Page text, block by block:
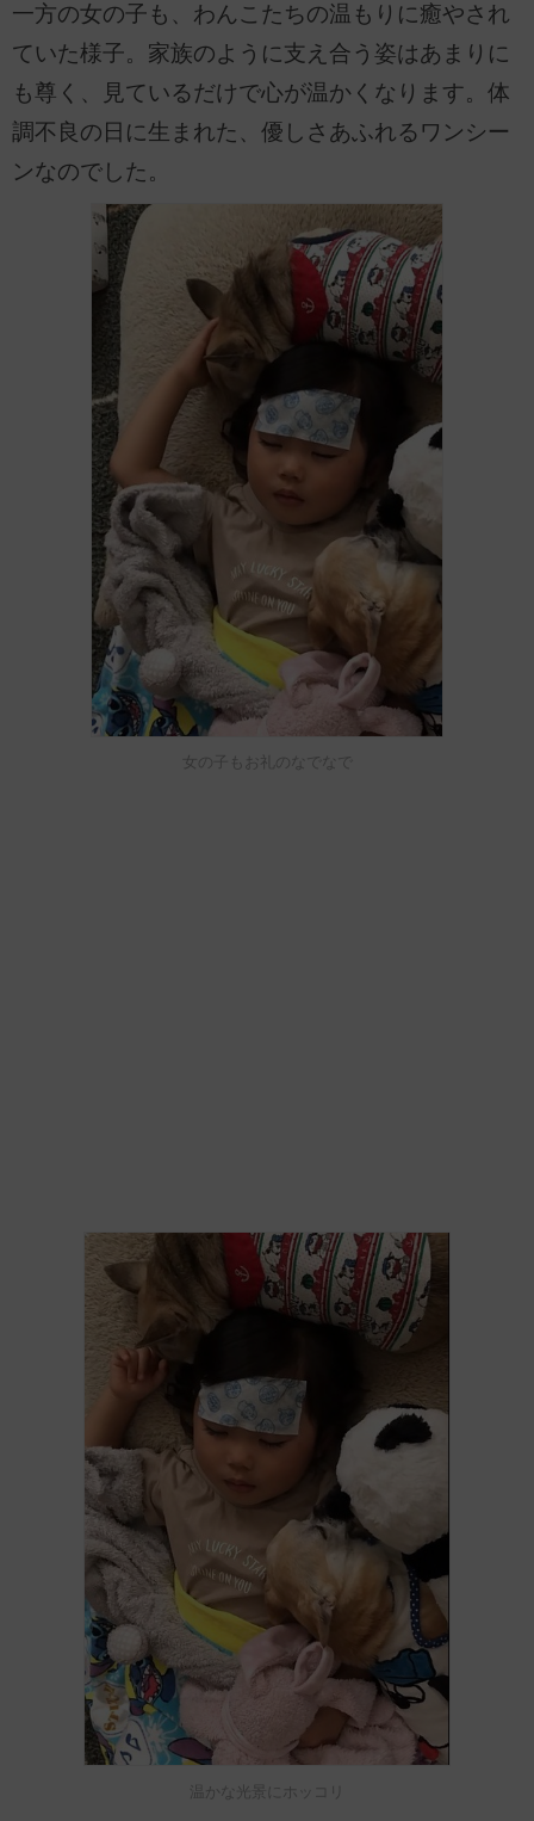
一方の女の子も、わんこたちの温もりに癒やされ
ていた様子。家族のように支え合う姿はあまりに
も尊く、見ているだけで心が温かくなります。体
調不良の日に生まれた、優しさあふれるワンシー
ンなのでした。
女の子もお礼のなでなで
温かな光景にホッコリ